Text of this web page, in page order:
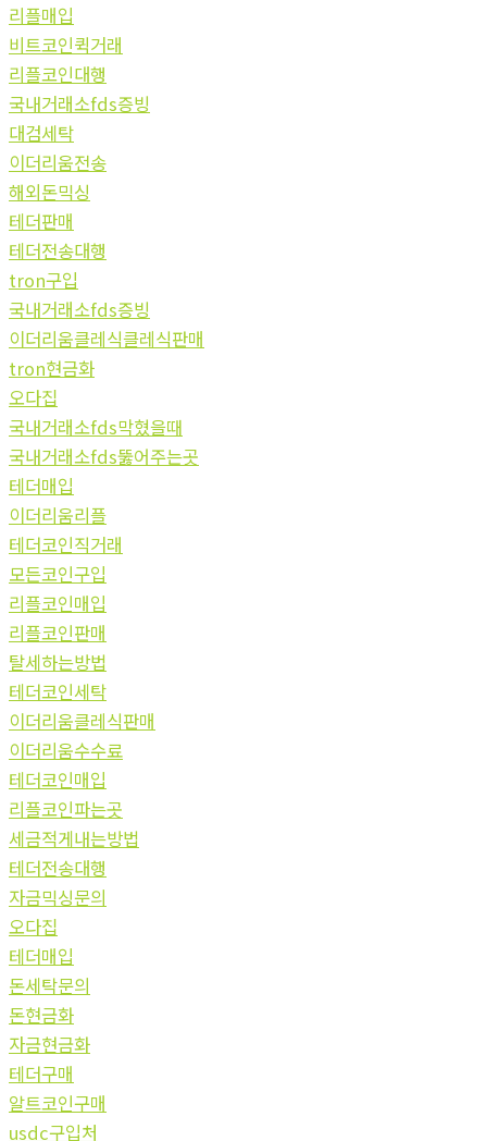
리플매입
비트코인퀵거래
리플코인대행
국내거래소fds증빙
대검세탁
이더리움전송
해외돈믹싱
테더판매
테더전송대행
tron구입
국내거래소fds증빙
이더리움클레식클레식판매
tron현금화
오다집
국내거래소fds막혔을때
국내거래소fds뚫어주는곳
테더매입
이더리움리플
테더코인직거래
모든코인구입
리플코인매입
리플코인판매
탈세하는방법
테더코인세탁
이더리움클레식판매
이더리움수수료
테더코인매입
리플코인파는곳
세금적게내는방법
테더전송대행
자금믹싱문의
오다집
테더매입
돈세탁문의
돈현금화
자금현금화
테더구매
알트코인구매
usdc구입처